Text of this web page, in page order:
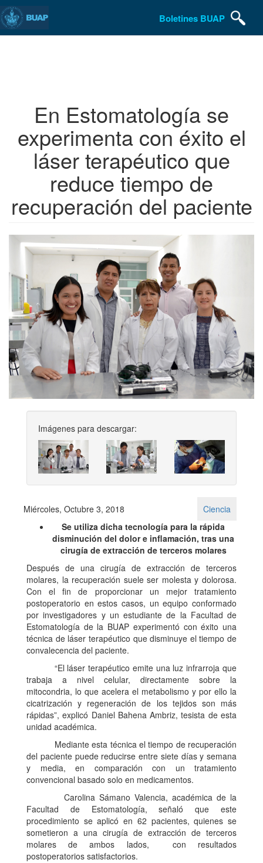
Boletines BUAP
En Estomatología se
experimenta con éxito el
láser terapéutico que
reduce tiempo de
recuperación del paciente
Imágenes para descargar:
Previous Next
Miércoles, Octubre 3, 2018
Ciencia
Se utiliza dicha tecnología para la rápida
disminución del dolor e inflamación, tras una
cirugía de extracción de terceros molares
Después de una cirugía de extracción de terceros
molares, la recuperación suele ser molesta y dolorosa.
Con el fin de proporcionar un mejor tratamiento
postoperatorio en estos casos, un equipo conformado
por investigadores y un estudiante de la Facultad de
Estomatología de la BUAP experimentó con éxito una
técnica de láser terapéutico que disminuye el tiempo de
convalecencia del paciente.
“El láser terapéutico emite una luz infrarroja que
trabaja a nivel celular, directamente sobre la
mitocondria, lo que acelera el metabolismo y por ello la
cicatrización y regeneración de los tejidos son más
rápidas”, explicó Daniel Bahena Ambriz, tesista de esta
unidad académica.
Mediante esta técnica el tiempo de recuperación
del paciente puede reducirse entre siete días y semana
y media, en comparación con un tratamiento
convencional basado solo en medicamentos.
Carolina Sámano Valencia, académica de la
Facultad de Estomatología, señaló que este
procedimiento se aplicó en 62 pacientes, quienes se
sometieron a una cirugía de extracción de terceros
molares de ambos lados, con resultados
postoperatorios satisfactorios.